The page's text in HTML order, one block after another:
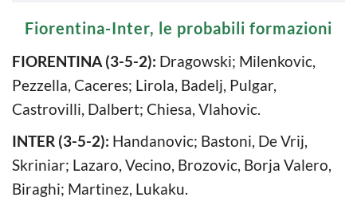
Fiorentina-Inter, le probabili formazioni
FIORENTINA (3-5-2): Dragowski; Milenkovic,
Pezzella, Caceres; Lirola, Badelj, Pulgar,
Castrovilli, Dalbert; Chiesa, Vlahovic.
INTER (3-5-2): Handanovic; Bastoni, De Vrij,
Skriniar; Lazaro, Vecino, Brozovic, Borja Valero,
Biraghi; Martinez, Lukaku.